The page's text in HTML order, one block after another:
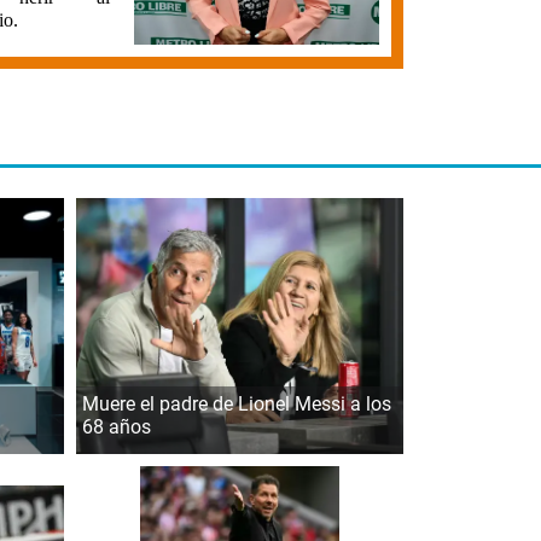
Muere el padre de Lionel Messi a los
68 años